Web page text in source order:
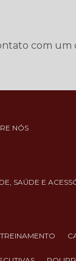
com um
NÓS
SAÚDE E
TREINAMENTO